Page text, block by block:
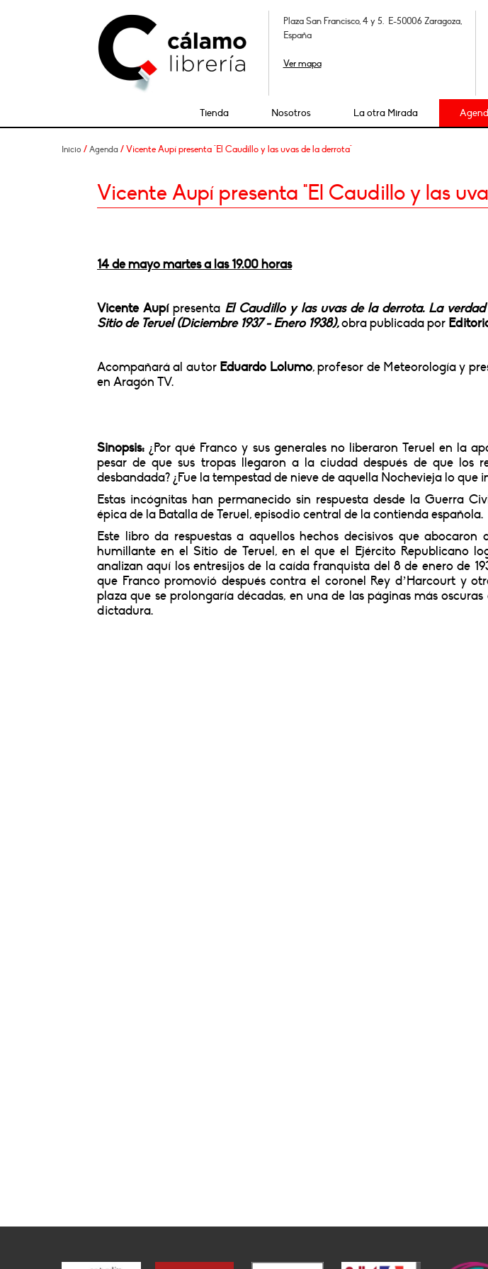
Plaza San Francisco, 4 y 5. E-50006 Zaragoza,
España
Ver mapa
Tienda Nosotros La otra Mirada
Inicio / Agenda / Vicente Aupí presenta "El Caudillo y las uvas de la derrota"
Vicente Aupí presenta "El Caudillo y las
14 de mayo martes a las 19.00 horas
Vicente Aupípresenta El Caudillo y las uvas de la derrota. La
Sitio de Teruel (Diciembre 1937 - Enero 1938),obra publicada por
Acompañará al autorEduardo Lolumo, profesor de Meteorología y
en Aragón TV.
Sinopsis: ¿Por qué Franco y sus generales no liberaron Teruel en la
pesar de que sus tropas llegaron a la ciudad después de que los
desbandada? ¿Fue la tempestad de nieve de aquella Nochevieja lo que
Estas incógnitas han permanecido sin respuesta desde la Guerra
épica de la Batalla de Teruel, episodio central de la contienda española.
Este libro da respuestas a aquellos hechos decisivos que
humillante en el Sitio de Teruel, en el que el Ejército Republicano
analizan aquí los entresijos de la caída franquista del 8 de enero de
que Franco promovió después contra el coronel Rey d’Harcourt y
plaza que se prolongaría décadas, en una de las páginas más
dictadura.